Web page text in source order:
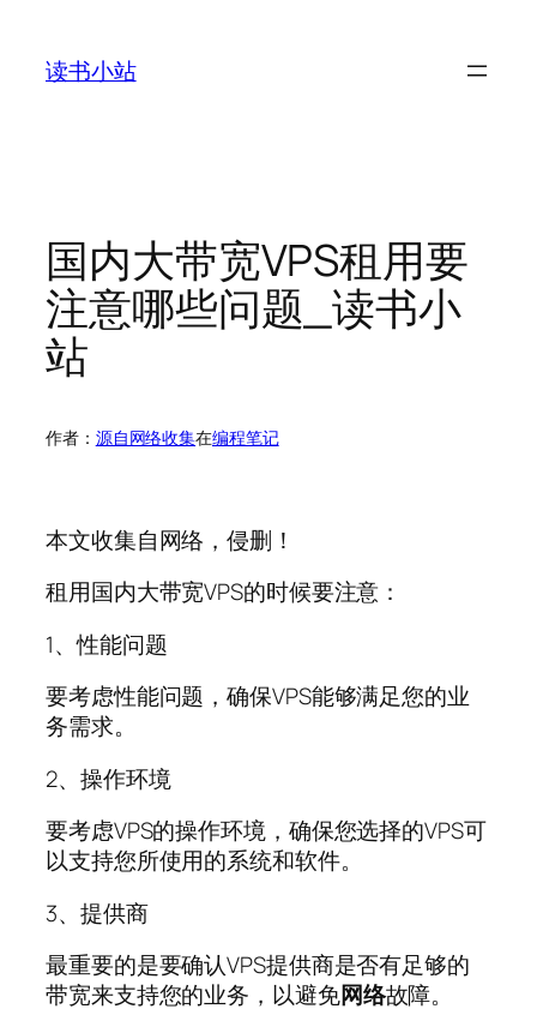
读书小站
国内大带宽VPS租用要
注意哪些问题_读书小
站
作者： 源自网络收集在编程笔记
本文收集自网络，侵删！
租用国内大带宽VPS的时候要注意：
1、性能问题
要考虑性能问题，确保VPS能够满足您的业
务需求。
2、操作环境
要考虑VPS的操作环境，确保您选择的VPS可
以支持您所使用的系统和软件。
3、提供商
最重要的是要确认VPS提供商是否有足够的
带宽来支持您的业务，以避免网络故障。